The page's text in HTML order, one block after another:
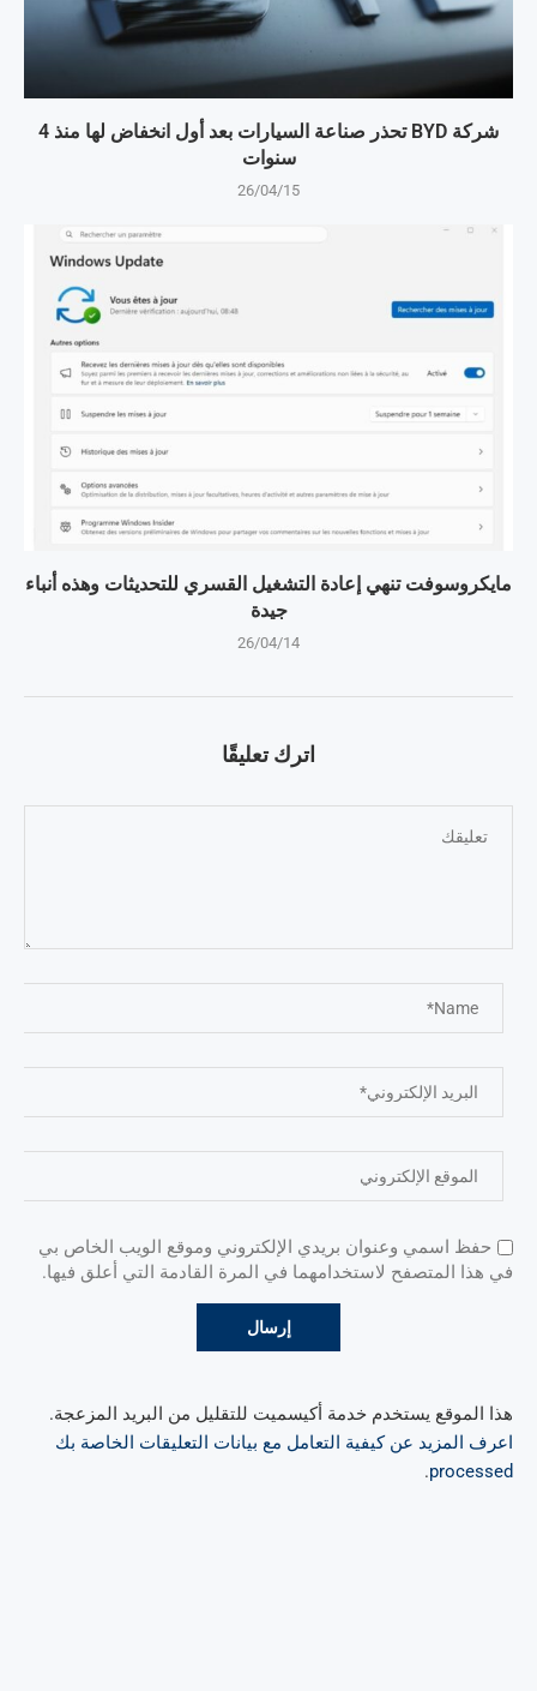
شركة BYD تحذر صناعة السيارات بعد أول انخفاض لها منذ 4
سنوات
26/04/15
مايكروسوفت تنهي إعادة التشغيل القسري للتحديثات وهذه أنباء
جيدة
26/04/14
اترك تعليقًا
حفظ اسمي وعنوان بريدي الإلكتروني وموقع الويب الخاص بي
في هذا المتصفح لاستخدامهما في المرة القادمة التي أعلق فيها.
هذا الموقع يستخدم خدمة أكيسميت للتقليل من البريد المزعجة.
اعرف المزيد عن كيفية التعامل مع بيانات التعليقات الخاصة بك
processed
.